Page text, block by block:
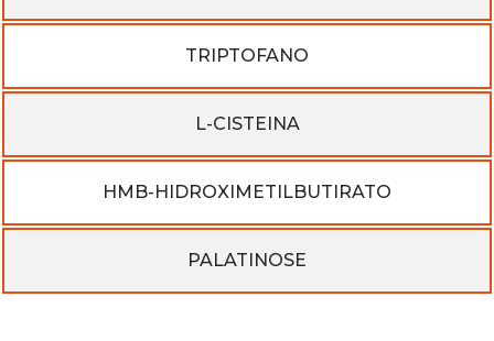
TRIPTOFANO
L-CISTEINA
HMB-HIDROXIMETILBUTIRATO
PALATINOSE